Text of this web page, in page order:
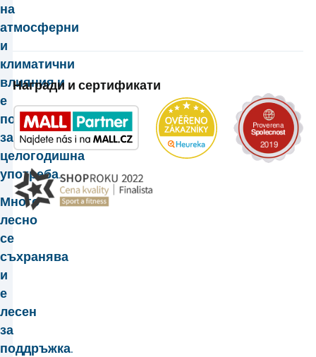
на
атмосферни
и
климатични
влиянияи
е
подходяща
за
целогодишна
употреба.
Много
лесно
се
съхранява
и
е
лесен
за
поддръжка.
Награди и сертификати